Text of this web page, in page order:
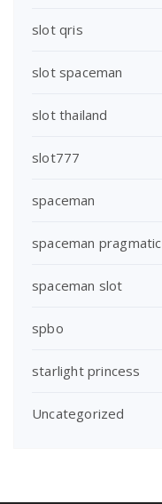
slot qris
slot spaceman
slot thailand
slot777
spaceman
spaceman pragmatic
spaceman slot
spbo
starlight princess
Uncategorized